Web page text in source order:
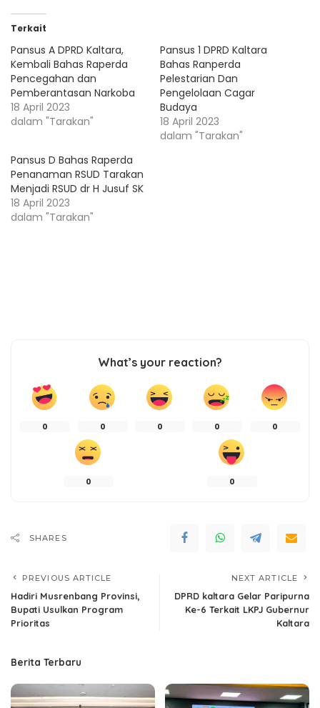
Terkait
Pansus A DPRD Kaltara,
Kembali Bahas Raperda
Pencegahan dan
Pemberantasan Narkoba
18 April 2023
dalam "Tarakan"
Pansus 1 DPRD Kaltara
Bahas Ranperda
Pelestarian Dan
Pengelolaan Cagar
Budaya
18 April 2023
dalam "Tarakan"
Pansus D Bahas Raperda
Penanaman RSUD Tarakan
Menjadi RSUD dr H Jusuf SK
18 April 2023
dalam "Tarakan"
What’s your reaction?
0 0 0 0 0
0 0
SHARES
PREVIOUS ARTICLE
Hadiri Musrenbang Provinsi,
Bupati Usulkan Program
Prioritas
NEXT ARTICLE
DPRD kaltara Gelar Paripurna
Ke-6 Terkait LKPJ Gubernur
Kaltara
Berita Terbaru